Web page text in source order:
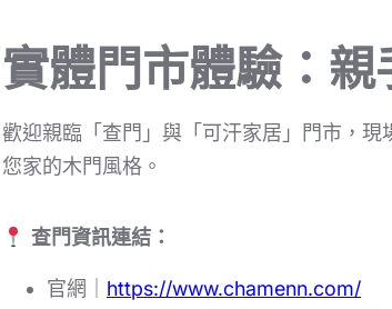
實體門市體驗：
歡迎親臨「查門」與「可汗家居」門市，
您家的木門風格。
查門資訊連結：
官網｜ https://www.chamenn.com/